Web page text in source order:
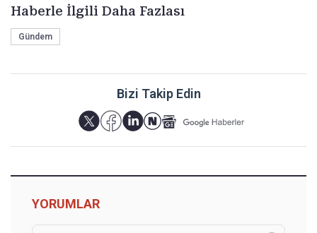
Haberle İlgili Daha Fazlası
Gündem
Bizi Takip Edin
YORUMLAR